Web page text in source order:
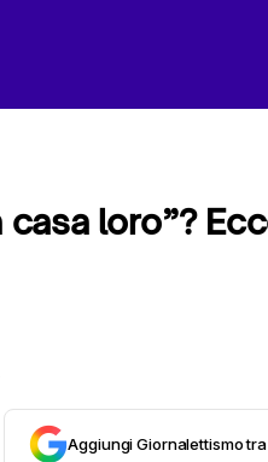
casa loro”?
Aggiungi Giornalettismo